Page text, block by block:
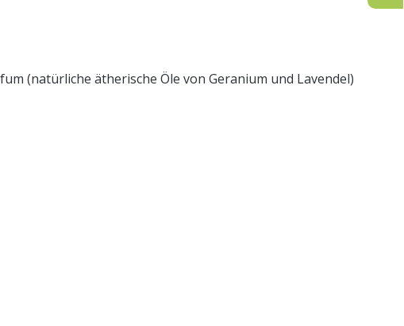
(natürliche ätherische Öle von Geranium und Lavendel)